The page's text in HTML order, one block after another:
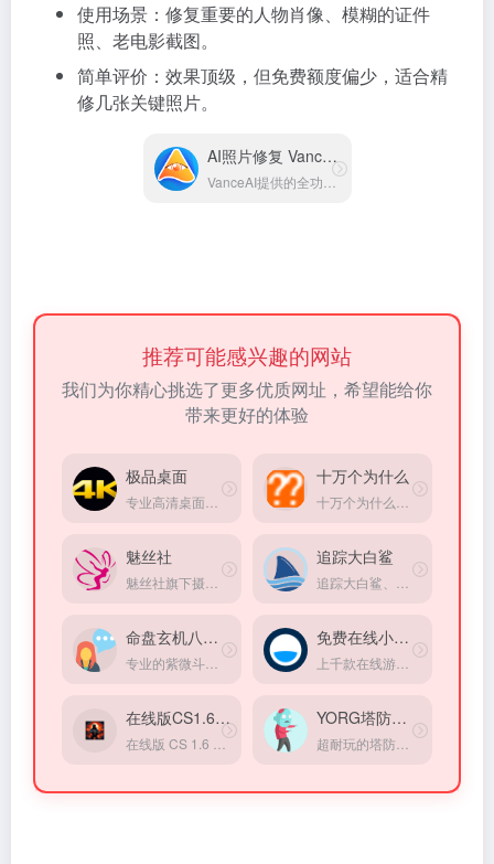
使用场景：修复重要的人物肖像、模糊的证件
照、老电影截图。
简单评价：效果顶级，但免费额度偏少，适合精
修几张关键照片。
AI照片修复 VanceAI
VanceAI提供的全功能照片修复工具
推荐可能感兴趣的网站
我们为你精心挑选了更多优质网址，希望能给你
带来更好的体验
极品桌面 十万个为什么
魅丝社 追踪大白鲨
命盘玄机八字测算 免费在线小游戏
在线版CS1.6游戏
在线版 CS 1.6 游戏，不用注册登录
YORG塔防小游戏